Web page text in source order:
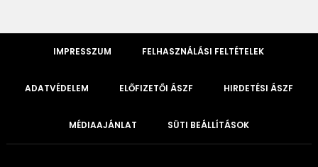
IMPRESSZUM FELHASZNÁLÁSI FELTÉTELEK
ADATVÉDELEM ELŐFIZETŐI ÁSZF HIRDETÉSI ÁSZF
MÉDIAAJÁNLAT SÜTI BEÁLLÍTÁSOK